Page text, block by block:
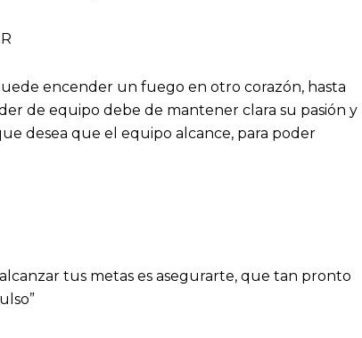
encender un fuego en otro corazón, hasta
de equipo debe de mantener clara su pasión y
desea que el equipo alcance, para poder
tus metas es asegurarte, que tan pronto